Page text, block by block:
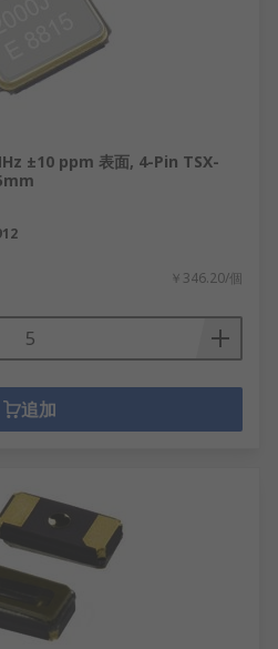
±10 ppm 表面, 4-Pin TSX-
￥346.20/個
追加